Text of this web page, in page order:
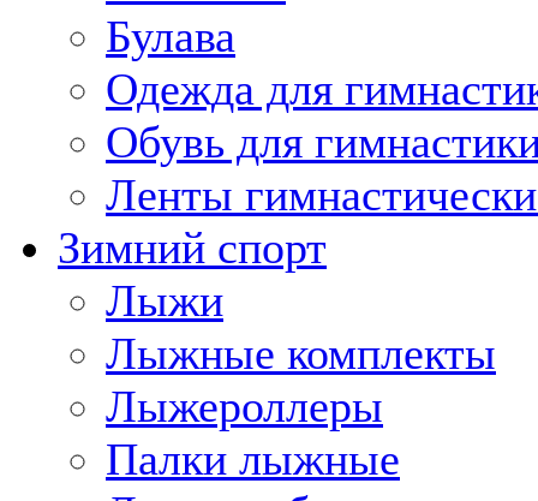
Булава
Одежда для
Обувь для
Ленты
Зимний спорт
Лыжи
Лыжные комплекты
Лыжероллеры
Палки лыжные